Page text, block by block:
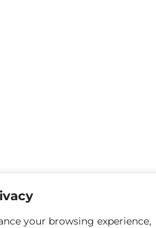
your browsing experience,